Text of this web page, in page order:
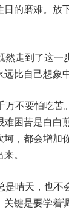
的磨难。放
然走到了这一
比自己想象
万不要怕吃苦
困苦是白白
，都会增加
。
晴天，也不
键是要学着